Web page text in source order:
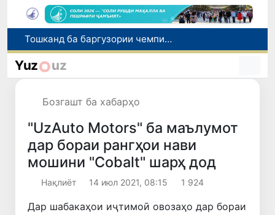
Шаҳрвандони Ӯзбекистон метавонанд дар доираи барномаи H-2A ба корҳои мавсимии кишоварзӣ дар ИМА сафарбар шаванд
Намояндагии Агентии муҳоҷират дар Москва моҳи июл ба зиёда аз 1,8 ҳазор шаҳрванди Ӯзбекистон кумак расонд
Yuz uz
Бозгашт ба хабарҳо
"UzAuto Motors" ба маълумот
дар бораи рангҳои нави
мошини "Cobalt" шарҳ дод
Нақлиёт 14 июл 2021, 08:15 1 924
Дар шабакаҳои иҷтимоӣ овозаҳо дар бораи